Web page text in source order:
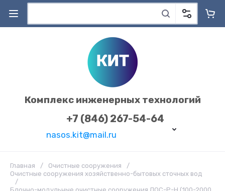
Комплекс инженерных технологий
+7 (846) 267-54-64
nasos.kit@mail.ru
Главная / Очистные сооружения
/
Очистные сооружения хозяйственно-бытовых сточных вод
/